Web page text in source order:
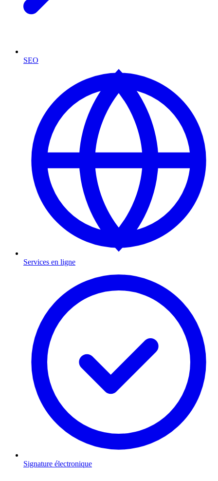
SEO
Services en ligne
Signature électronique